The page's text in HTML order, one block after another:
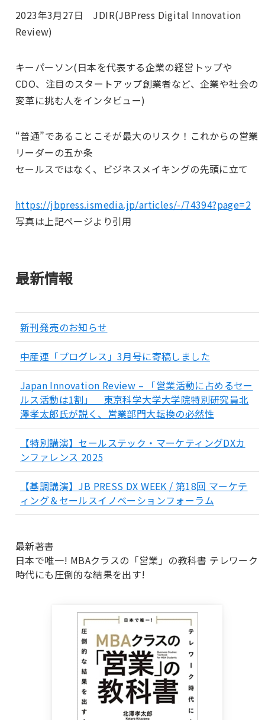
2023年3月27日 JDIR(JBPress Digital Innovation
Review)
キーパーソン(日本を代表する企業の経営トップや
CDO、注目のスタートアップ創業者など、企業や社会の
変革に挑む人をインタビュー)
“普通”であることこそが最大のリスク！これからの営業
リーダーの五か条
セールスではなく、ビジネスメイキングの先頭に立て
https://jbpress.ismedia.jp/articles/-/74394?page=2
写真は上記ページより引用
最新情報
新刊発売のお知らせ
中産連「プログレス」3月号に寄稿しました
Japan Innovation Review – 「営業活動に占めるセー
ルス活動は1割」 東京科学大学大学院特別研究員北
澤孝太郎氏が説く、営業部門大転換の必然性
【特別講演】セールステック・マーケティングDXカ
ンファレンス 2025
【基調講演】JB PRESS DX WEEK / 第18回 マーケテ
ィング＆セールスイノベーションフォーラム
最新著書
日本で唯一! MBAクラスの「営業」の教科書 テレワーク
時代にも圧倒的な結果を出す!